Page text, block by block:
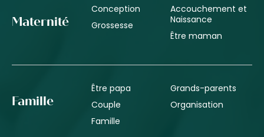
Maternité
Conception
Grossesse
Accouchement et
Naissance
Être maman
Famille
Être papa
Couple
Famille
Grands-parents
Organisation